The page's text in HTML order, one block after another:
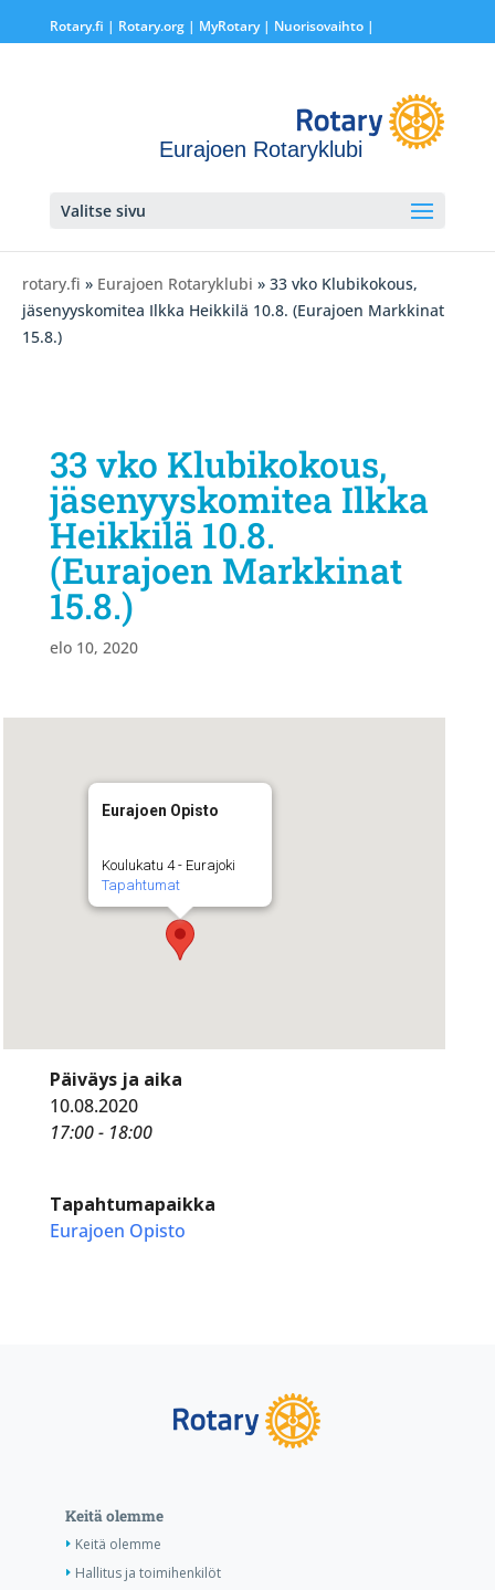
Rotary.fi | Rotary.org| MyRotary | Nuorisovaihto|
Eurajoen Rotaryklubi
Valitse sivu
rotary.fi » Eurajoen Rotaryklubi » 33 vko Klubikokous,
jäsenyyskomitea Ilkka Heikkilä 10.8. (Eurajoen Markkinat
15.8.)
33 vko Klubikokous,
jäsenyyskomitea Ilkka
Heikkilä 10.8.
(Eurajoen Markkinat
15.8.)
elo 10, 2020
Eurajoen Opisto
Koulukatu 4 - Eurajoki
Tapahtumat
Päiväys ja aika
10.08.2020
17:00 - 18:00
Tapahtumapaikka
Eurajoen Opisto
Keitä olemme
Keitä olemme
Hallitus ja toimihenkilöt